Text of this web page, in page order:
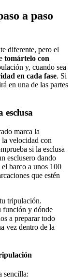
a paso
diferente, pero el
tomártelo con
y, cuando sea
en cada fase. Si
en una de las partes
esclusa
marca la
velocidad con
si la esclusa
esclusero dando
barco a unos 100
que estén
tripulación.
función y dónde
a preparar todo
vez dentro de la
sencilla: